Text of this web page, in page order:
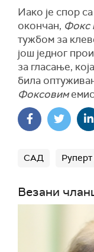
Иако је спор
окончан, Фокс
тужбом за
још једног
за гласање,
била
Фоксовим
САД
Везани